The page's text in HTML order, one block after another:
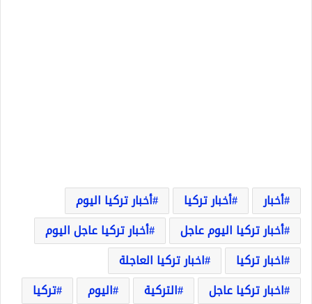
أخبار أخبار تركيا
أخبار تركيا اليوم
أخبار تركيا اليوم عاجل
أخبار تركيا عاجل اليوم
اخبار تركيا
اخبار تركيا العاجلة
اخبار تركيا عاجل
التركية اليوم
تركيا